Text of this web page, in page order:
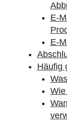
E-
E-
Häufig